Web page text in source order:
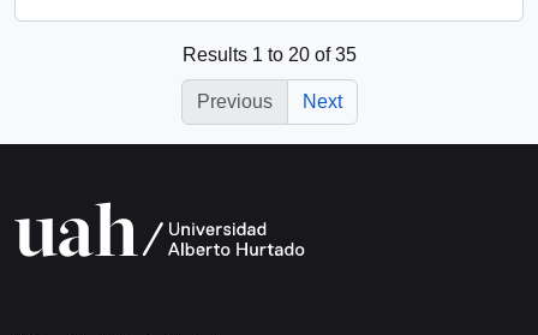
Results 1 to 20 of 35
Previous Next